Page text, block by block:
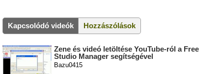
Kapcsolódó videók Hozzászólások
Zene és videó letöltése YouTube-ról a Free
Studio Manager segítségével
Bazu0415